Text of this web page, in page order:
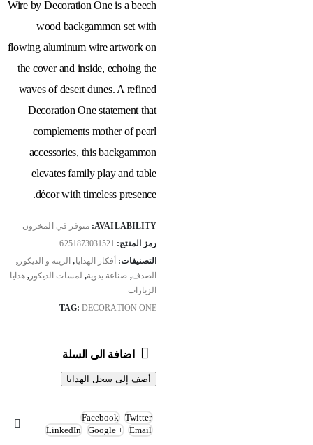
Wire by Decoration One is a beech
wood backgammon set with
flowing aluminum wire artwork on
the cover and inside, echoing the
waves of desert dunes. A refined
Decoration One statement that
complements mother of pearl
accessories, this backgammon
elevates family play and table
décor with timeless presence.
AVAILABILITY: متوفر في المخزون
رمز المنتج: 6251873031521
التصنيفات: أفكار الهدايا, الزينة و الديكور ,
الصدف, صناعة يدوية, لمسات الديكور,هدايا
الزيارات
TAG:DECORATION ONE
اضافة الى السلة
أضف إلى سجل الهدايا
Facebook
Twitter
LinkedIn
Google + Email